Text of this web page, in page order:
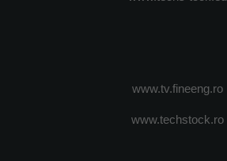
www.tv.fineeng.ro
www.techstock.ro